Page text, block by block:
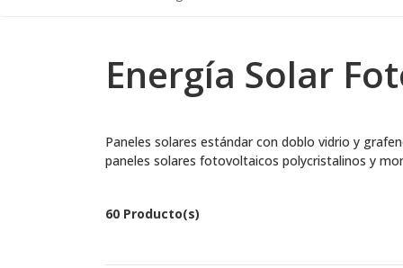
Energía Solar
Paneles solares estándar con doblo vidrio y
paneles solares fotovoltaicos polycristalinos y
60 Producto(s)